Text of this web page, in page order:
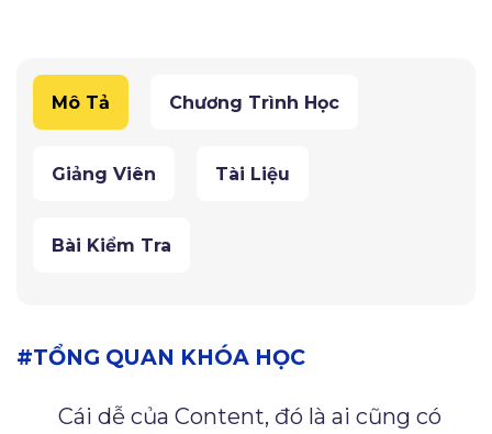
Mô Tả Chương Trình Học
Giảng Viên Tài Liệu
Bài Kiểm Tra
#TỔNG QUAN KHÓA HỌC
Cái dễ của Content, đó là ai cũng có